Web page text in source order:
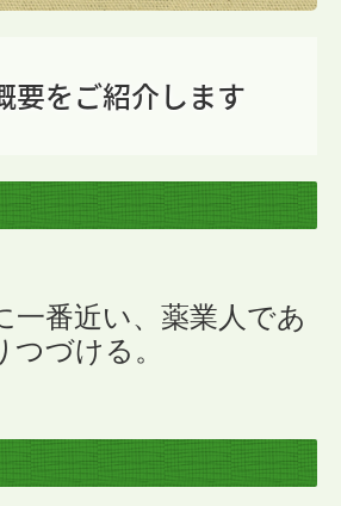
要をご紹介します
一番近い、薬業人であ
つづける。